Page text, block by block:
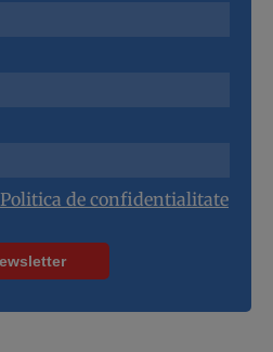
Politica de confidentialitate